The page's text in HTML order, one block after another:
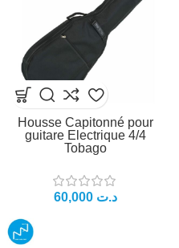
Housse Capitonné pour
guitare Electrique 4/4
Tobago
د.ت